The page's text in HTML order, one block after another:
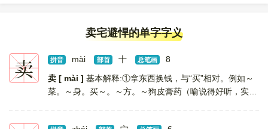
卖宅避悍的单字字义
卖 拼音 mài 部首 十 总笔画
8
卖 [ mài ] 基本解释:①拿东西换钱，与“买”相对。例如～
菜。～身。买～。～方。～狗皮膏药（喻说得好听，实际